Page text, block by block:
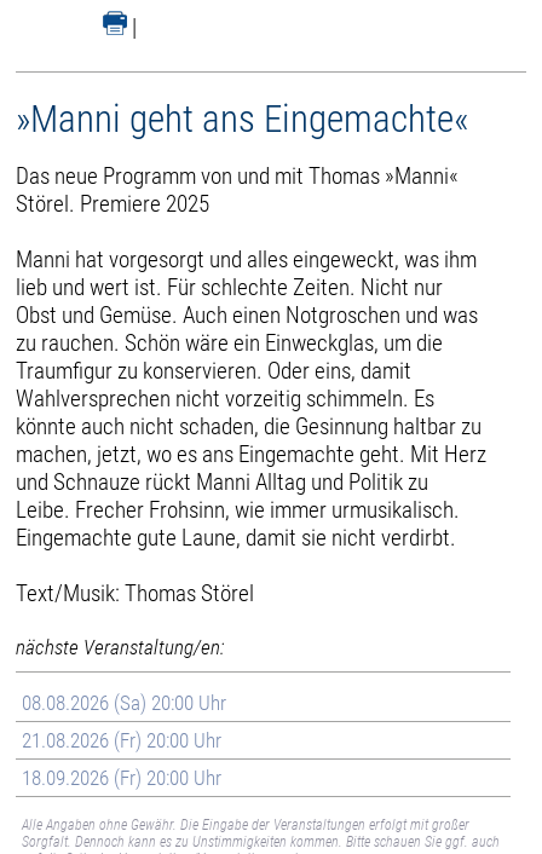
|
»Manni geht ans Eingemachte«
Das neue Programm von und mit Thomas »Manni«
Störel. Premiere 2025
Manni hat vorgesorgt und alles eingeweckt, was ihm
lieb und wert ist. Für schlechte Zeiten. Nicht nur
Obst und Gemüse. Auch einen Notgroschen und was
zu rauchen. Schön wäre ein Einweckglas, um die
Traumfigur zu konservieren. Oder eins, damit
Wahlversprechen nicht vorzeitig schimmeln. Es
könnte auch nicht schaden, die Gesinnung haltbar zu
machen, jetzt, wo es ans Eingemachte geht. Mit Herz
und Schnauze rückt Manni Alltag und Politik zu
Leibe. Frecher Frohsinn, wie immer urmusikalisch.
Eingemachte gute Laune, damit sie nicht verdirbt.
Text/Musik: Thomas Störel
nächste Veranstaltung/en:
08.08.2026 (Sa) 20:00 Uhr
21.08.2026 (Fr) 20:00 Uhr
18.09.2026 (Fr) 20:00 Uhr
Alle Angaben ohne Gewähr. Die Eingabe der Veranstaltungen erfolgt mit großer
Sorgfalt. Dennoch kann es zu Unstimmigkeiten kommen. Bitte schauen Sie ggf. auch